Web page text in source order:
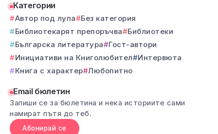
Категории
Автор под лупа
Без категория
Библиотекарят препоръчва
Библиотеки
Българска литература
Гост-автори
Инициативи на Книголюбител
Интервюта
Книга с характер Любопитно
Email бюлетин
Запиши се за бюлетина и нека историите сами
намират пътя до теб.
Абонирай се